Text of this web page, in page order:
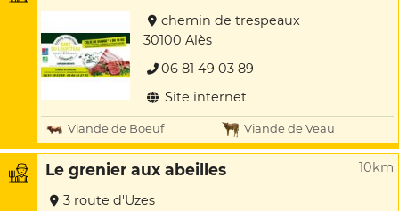
chemin de trespeaux
30100 Alès
06 81 49 03 89
Site internet
Viande de Boeuf Viande de Veau
Le grenier aux abeilles 10km
3 route d'Uzes